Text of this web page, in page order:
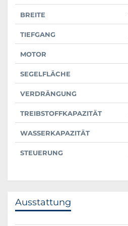
BREITE
TIEFGANG
MOTOR
SEGELFLÄCHE
VERDRÄNGUNG
TREIBSTOFFKAPAZITÄT
WASSERKAPAZITÄT
STEUERUNG
Ausstattung